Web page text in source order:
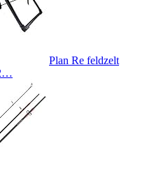
Plan Re feldzelt